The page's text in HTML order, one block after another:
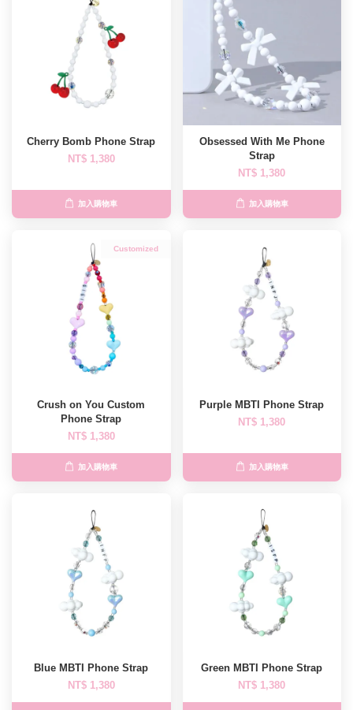
Cherry Bomb Phone Strap
NT$ 1,380
加入購物車
Obsessed With Me Phone
Strap
NT$ 1,380
加入購物車
Customized
Crush on You Custom
Phone Strap
NT$ 1,380
加入購物車
Purple MBTI Phone Strap
NT$ 1,380
加入購物車
Blue MBTI Phone Strap
NT$ 1,380
Green MBTI Phone Strap
NT$ 1,380